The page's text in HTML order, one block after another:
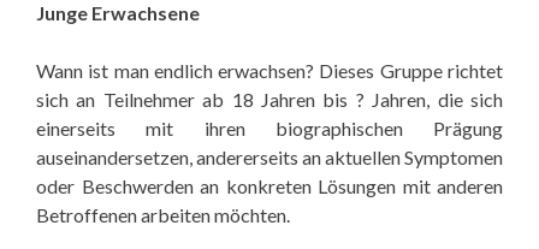
Junge Erwachsene
Wann ist man endlich erwachsen? Dieses Gruppe richtet
sich an Teilnehmer ab 18 Jahren bis ? Jahren, die sich
einerseits mit ihren biographischen Prägung
auseinandersetzen, andererseits an aktuellen Symptomen
oder Beschwerden an konkreten Lösungen mit anderen
Betroffenen arbeiten möchten.